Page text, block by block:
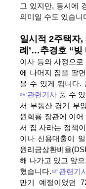
고 있지만, 동시에
의미일 수도 있습니
일시적 2주택자,
례’…추경호 “빚
이사 등의 사정으
에 나머지 집을 팔
을 수 있게 됩니다.
☞관련기사 풀 수
서 부동산 경기 부
원희룡 장관에 이
서 집 사라는 정책
이나 신용대출이
원리금상환비율
해 나가고 있고 앞
혔습니다.☞관련기
만기 예정이었던